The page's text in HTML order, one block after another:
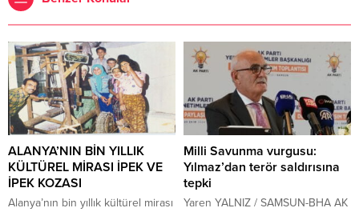
ALANYA’NIN BİN YILLIK
KÜLTÜREL MİRASI İPEK VE
İPEK KOZASI
Alanya’nın bin yıllık kültürel mirası
Milli Savunma vurgusu:
Yılmaz’dan terör saldırısına
tepki
Yaren YALNIZ / SAMSUN-BHA AK